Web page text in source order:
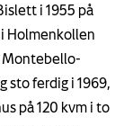
i 1955 på
Holmenkollen
Montebello-
sto ferdig i 1969,
på 120 kvm i to